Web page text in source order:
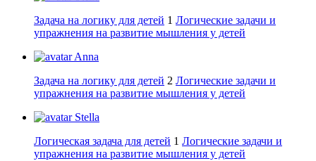
Задача на логику для детей 1 Логические задачи и
упражнения на развитие мышления у детей
Anna
Задача на логику для детей 2 Логические задачи и
упражнения на развитие мышления у детей
Stella
Логическая задача для детей 1 Логические задачи и
упражнения на развитие мышления у детей